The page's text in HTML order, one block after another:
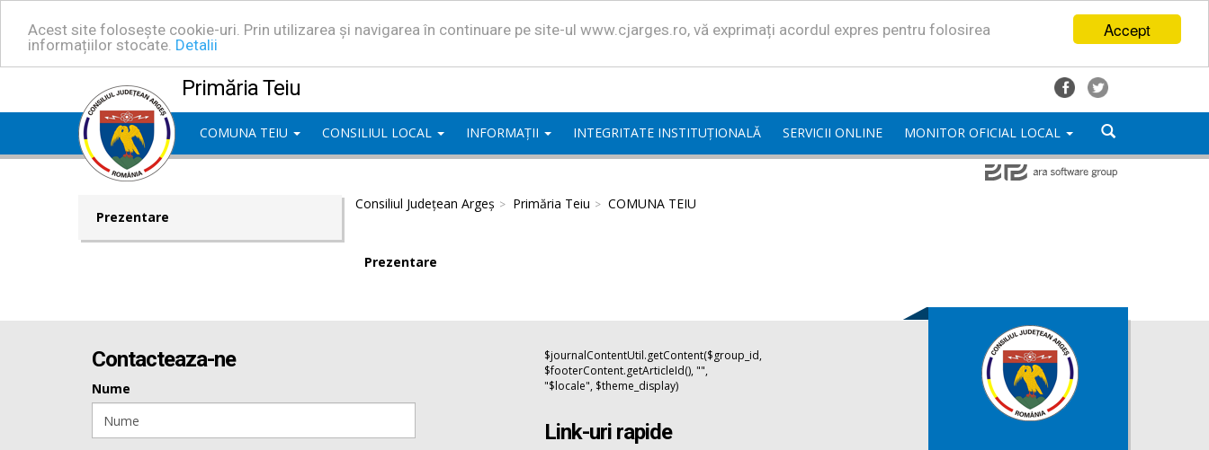
Accept
Acest site folosește cookie-uri. Prin utilizarea și navigarea în continuare pe site-ul www.cjarges.ro, vă exprimați acordul expres pentru folosirea
informațiilor stocate. Detalii
Primăria Teiu
COMUNA TEIU CONSILIUL LOCAL INFORMAȚII INTEGRITATE INSTITUȚIONALĂ SERVICII ONLINE MONITOR OFICIAL LOCAL
Prezentare
Consiliul Județean Argeș Primăria Teiu COMUNA TEIU
Prezentare
Contacteaza-ne
Nume
$journalContentUtil.getContent($group_id,
$footerContent.getArticleId(), "",
"$locale", $theme_display)
Link-uri rapide